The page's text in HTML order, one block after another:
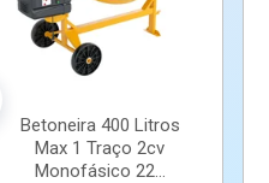
Betoneira 400 Litros
Max 1 Traço 2cv
Monofásico 22...